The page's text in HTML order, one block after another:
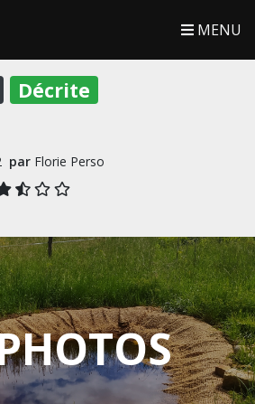
MENU
Décrite
par Florie Perso